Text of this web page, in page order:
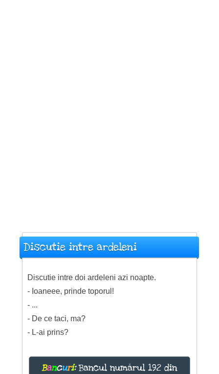
Discutie intre ardeleni
Discutie intre doi ardeleni azi noapte.
- Ioaneee, prinde toporul!
- ...
- De ce taci, ma?
- L-ai prins?
Bancuri:Bancul numărul 192 din